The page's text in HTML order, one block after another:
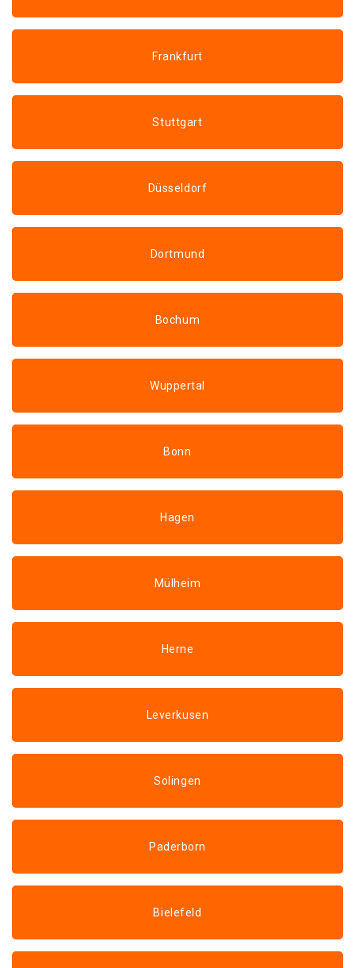
Frankfurt
Stuttgart
Düsseldorf
Dortmund
Bochum
Wuppertal
Bonn
Hagen
Mülheim
Herne
Leverkusen
Solingen
Paderborn
Bielefeld